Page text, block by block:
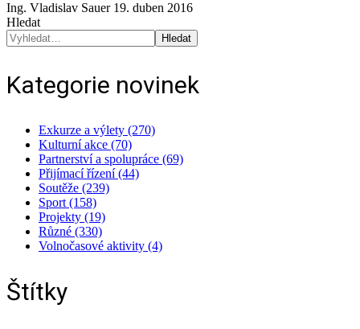
Ing. Vladislav Sauer 19. duben 2016
Hledat
Hledat
Kategorie novinek
Exkurze a výlety (270)
Kulturní akce (70)
Partnerství a spolupráce (69)
Přijímací řízení (44)
Soutěže (239)
Sport (158)
Projekty (19)
Různé (330)
Volnočasové aktivity (4)
Štítky